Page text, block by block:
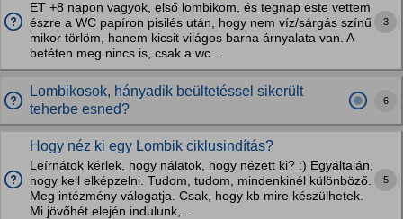
ET +8 napon vagyok, első lombikom, és tegnap este vettem
észre a WC papíron pisilés után, hogy nem víz/sárgás színű
mikor törlöm, hanem kicsit világos barna árnyalata van. A
betéten meg nincs is, csak a wc...
3
Lombikosok, hányadik beültetéssel sikerült
teherbe esned?
6
Hogy néz ki egy Lombik ciklusindítás?
Leírnátok kérlek, hogy nálatok, hogy nézett ki? :) Egyáltalán,
hogy kell elképzelni. Tudom, tudom, mindenkinél különböző.
Meg intézmény válogatja. Csak, hogy kb mire készülhetek.
Mi jövőhét elején indulunk,...
5